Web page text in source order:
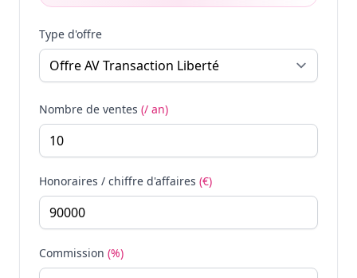
Type d'offre
Nombre de ventes (/ an)
Honoraires / chiffre d'affaires (€)
Commission (%)